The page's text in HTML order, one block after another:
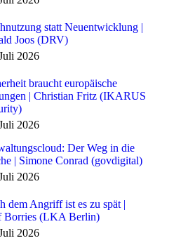
statt Neuentwicklung |
Joos (DRV)
2026
braucht europäische
| Christian Fritz (IKARUS
2026
Der Weg in die
| Simone Conrad (govdigital)
2026
dem Angriff ist es zu spät |
Borries (LKA Berlin)
2026